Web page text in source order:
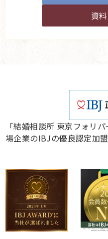
資
「結婚相談所 東京フォリ
場企業のIBJの優良認定加